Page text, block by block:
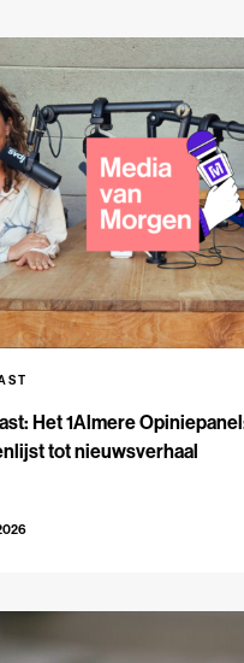
Het 1Almere
tot nieuwsverhaal